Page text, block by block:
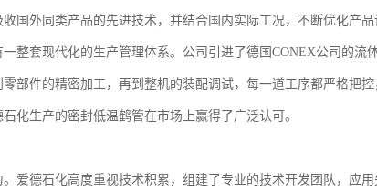
国外同类产品的先进技术，并结合国内实际工况，不断优化产品
整套现代化的生产管理体系。公司引进了德国CONEX公司的流
部件的精密加工，再到整机的装配调试，每一道工序都严格把
化生产的密封低温鹤管在市场上赢得了广泛认可。
爱德石化高度重视技术积累，组建了专业的技术开发团队，应